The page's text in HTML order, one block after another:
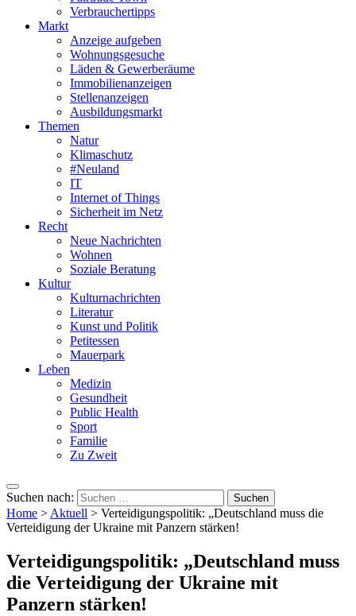
Verbrauchertipps
Markt
Anzeige aufgeben
Wohnungsgesuche
Läden & Gewerberäume
Immobilienanzeigen
Stellenanzeigen
Ausbildungsmarkt
Themen
Natur
Klimaschutz
#Neuland
IT
Internet of Things
Sicherheit im Netz
Recht
Neue Nachrichten
Wohnen
Soziale Beratung
Kultur
Kulturnachrichten
Literatur
Kunst und Politik
Petitessen
Mauerpark
Leben
Medizin
Gesundheit
Public Health
Sport
Familie
Zu Zweit
Suchen nach:
Home >Aktuell > Verteidigungspolitik: „Deutschland muss die
Verteidigung der Ukraine mit Panzern stärken!
Verteidigungspolitik: „Deutschland muss
die Verteidigung der Ukraine mit
Panzern stärken!